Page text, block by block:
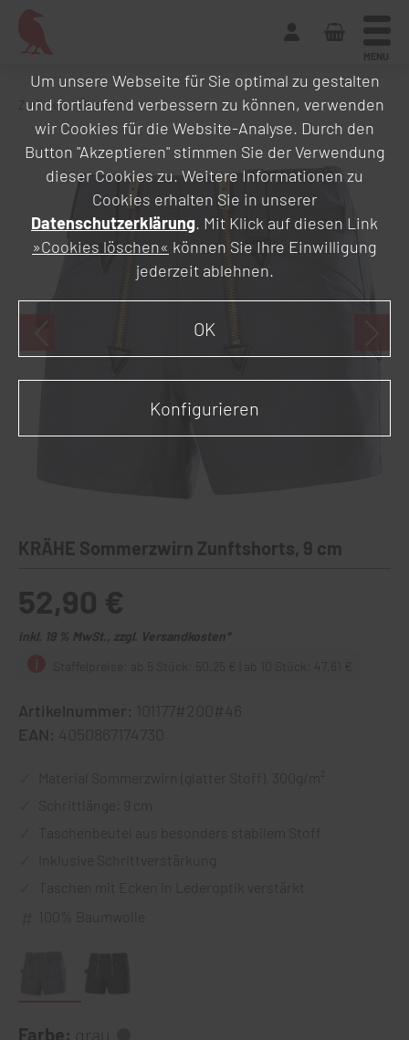
MENU
Zurück zur Übersicht
KRÄHE Sommerzwirn Zunftshorts, 9 cm
52,90 €
inkl. 19 % MwSt., zzgl. Versandkosten*
Artikelnummer: 101177#200#46
EAN: 4050867174730
Material Sommerzwirn (glatter Stoff), 300g/m²
Schrittlänge: 9 cm
Taschenbeutel aus besonders stabilem Stoff
Inklusive Schrittverstärkung
Taschen mit Ecken in Lederoptik verstärkt
100% Baumwolle
Farbe: grau
Um unsere Webseite für Sie optimal zu gestalten
und fortlaufend verbessern zu können, verwenden
wir Cookies für die Website-Analyse. Durch den
Button "Akzeptieren" stimmen Sie der Verwendung
dieser Cookies zu. Weitere Informationen zu
Cookies erhalten Sie in unserer
Datenschutzerklärung. Mit Klick auf diesen Link
»Cookies löschen« können Sie Ihre Einwilligung
jederzeit ablehnen.
OK
Konfigurieren